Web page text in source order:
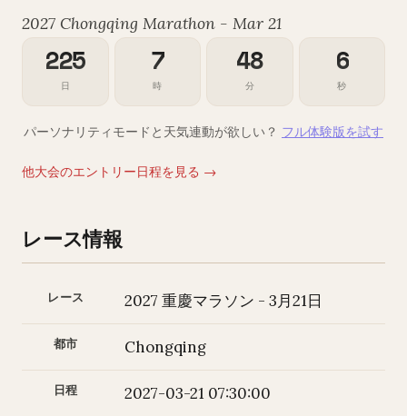
2027 Chongqing Marathon - Mar 21
225
日
7
時
48
分
5
秒
パーソナリティモードと天気連動が欲しい？ フル体験版を試す
他大会のエントリー日程を見る →
レース情報
レース 2027 重慶マラソン - 3月21日
都市 Chongqing
日程 2027-03-21 07:30:00